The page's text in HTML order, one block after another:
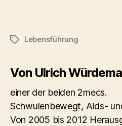
Schlagwörter
Lebensführung
Von Ulrich
einer der beiden 2mecs.
Schwulenbewegt, Aids-
Von 2005 bis 2012